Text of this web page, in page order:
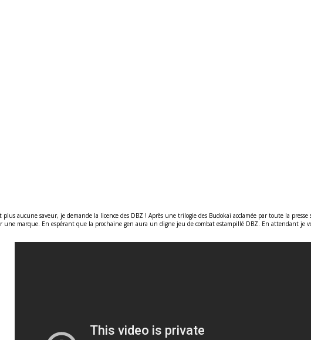
aucune saveur, je demande la licence des DBZ ! Après une trilogie des Budokai acclamée par toute la
une marque. En espérant que la prochaine gen aura un digne jeu de combat estampillé DBZ. En attendant je